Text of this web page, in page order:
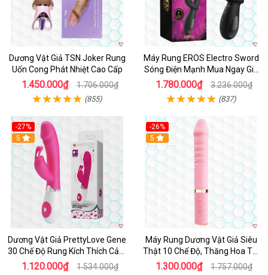
Dương Vật Giả TSN Joker Rung
Uốn Cong Phát Nhiệt Cao Cấp
1.450.000₫ 1.706.000₫
(855)
Máy Rung EROS Electro Sword
Sóng Điện Mạnh Mua Ngay Giá
Tốt
1.780.000₫ 3.236.000₫
(837)
-27%
Hot
5
Dương Vật Giả PrettyLove Gene
30 Chế Độ Rung Kích Thích Cảm
Biến Âm Thanh
1.120.000₫ 1.534.000₫
-26%
Hot
5
Máy Rung Dương Vật Giả Siêu
Thật 10 Chế Độ, Thăng Hoa Tối
Ưu
1.300.000₫ 1.757.000₫